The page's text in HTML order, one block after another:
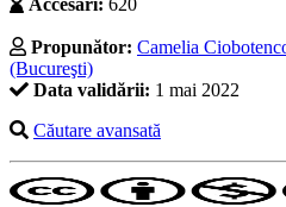
Accesări: 620
Propunător: Camelia
(Bucureşti)
Data validării: 1 mai 2022
Căutare avansată